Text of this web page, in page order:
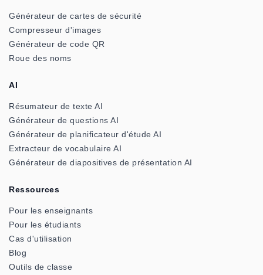
Générateur de cartes de sécurité
Compresseur d'images
Générateur de code QR
Roue des noms
AI
Résumateur de texte AI
Générateur de questions AI
Générateur de planificateur d'étude AI
Extracteur de vocabulaire AI
Générateur de diapositives de présentation AI
Ressources
Pour les enseignants
Pour les étudiants
Cas d'utilisation
Blog
Outils de classe